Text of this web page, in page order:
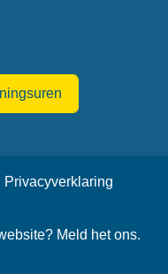
Privacyverklaring
Meld het ons.